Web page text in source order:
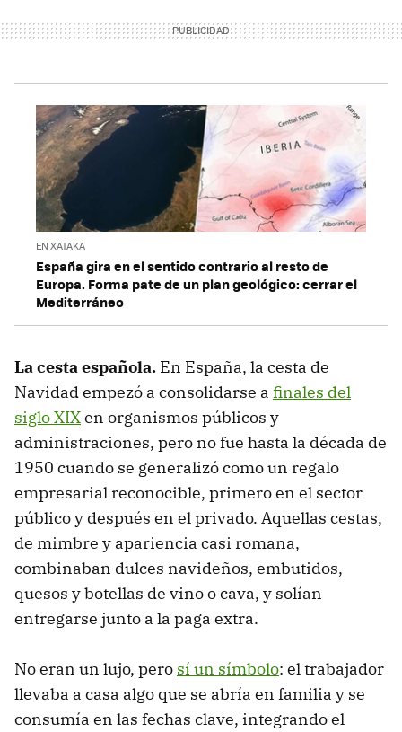
EN XATAKA
España gira en el sentido contrario al resto de
Europa. Forma pate de un plan geológico: cerrar el
Mediterráneo
La cesta española. En España, la cesta de
Navidad empezó a consolidarse a finales del
siglo XIXen organismos públicos y
administraciones, pero no fue hasta la década de
1950 cuando se generalizó como un regalo
empresarial reconocible, primero en el sector
público y después en el privado. Aquellas cestas,
de mimbre y apariencia casi romana,
combinaban dulces navideños, embutidos,
quesos y botellas de vino o cava, y solían
entregarse junto a la paga extra.
No eran un lujo, pero sí un símbolo: el trabajador
llevaba a casa algo que se abría en familia y se
consumía en las fechas clave, integrando el